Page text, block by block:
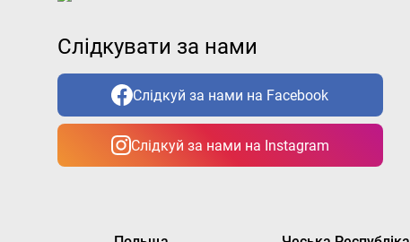
Слідкувати за нами
Слідкуй за нами на Facebook
Слідкуй за нами на Instagram